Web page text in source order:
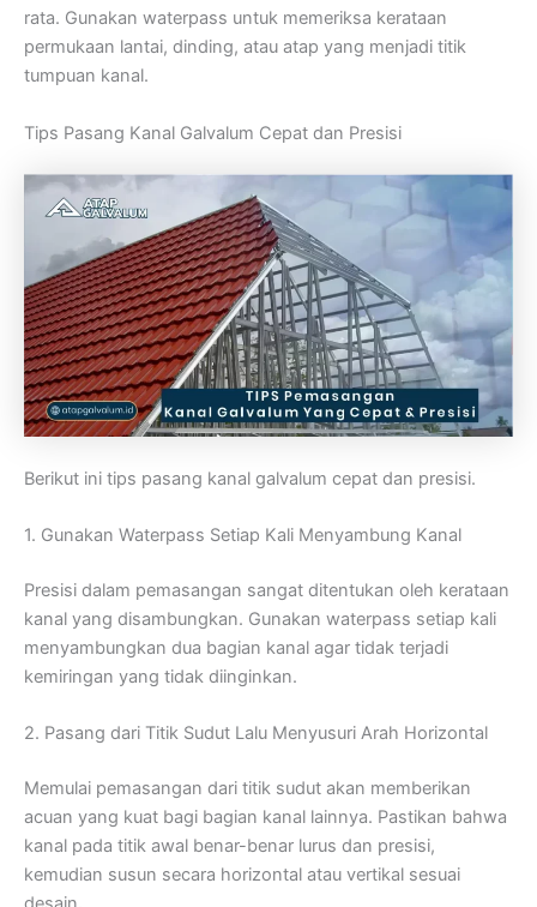
rata. Gunakan waterpass untuk memeriksa kerataan
permukaan lantai, dinding, atau atap yang menjadi titik
tumpuan kanal.
Tips Pasang Kanal Galvalum Cepat dan Presisi
Berikut ini tips pasang kanal galvalum cepat dan presisi.
1. Gunakan Waterpass Setiap Kali Menyambung Kanal
Presisi dalam pemasangan sangat ditentukan oleh kerataan
kanal yang disambungkan. Gunakan waterpass setiap kali
menyambungkan dua bagian kanal agar tidak terjadi
kemiringan yang tidak diinginkan.
2. Pasang dari Titik Sudut Lalu Menyusuri Arah Horizontal
Memulai pemasangan dari titik sudut akan memberikan
acuan yang kuat bagi bagian kanal lainnya. Pastikan bahwa
kanal pada titik awal benar-benar lurus dan presisi,
kemudian susun secara horizontal atau vertikal sesuai